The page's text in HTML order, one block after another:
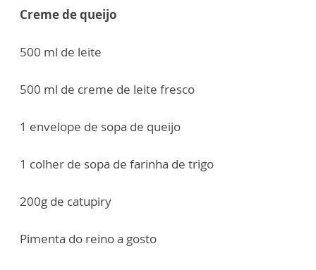
Creme de queijo
500 ml de leite
500 ml de creme de leite fresco
1 envelope de sopa de queijo
1 colher de sopa de farinha de trigo
200g de catupiry
Pimenta do reino a gosto